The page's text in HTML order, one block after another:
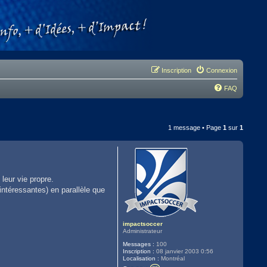
Connexion
Inscription
FAQ
1 message • Page 1sur 1
impactsoccer
Administrateur
Messages : 100
Inscription : 08 janvier 2003 0:56
Localisation : Montréal
vie propre.
en parallèle que